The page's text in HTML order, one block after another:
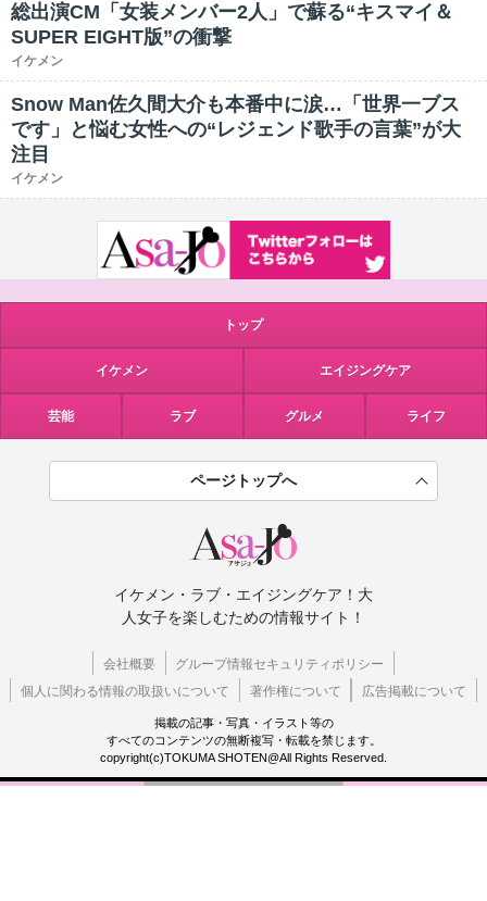
総出演CM「女装メンバー2人」で蘇る“キスマイ＆
SUPER EIGHT版”の衝撃
イケメン
Snow Man佐久間大介も本番中に涙…「世界一ブス
です」と悩む女性への“レジェンド歌手の言葉”が大
注目
イケメン
トップ
イケメン エイジングケア
芸能 ラブ グルメ ライフ
ページトップへ
イケメン・ラブ・エイジングケア！大
人女子を楽しむための情報サイト！
会社概要
グループ情報セキュリティポリシー
個人に関わる情報の取扱いについて
著作権について 広告掲載について
掲載の記事・写真・イラスト等の
すべてのコンテンツの無断複写・転載を禁じます。
copyright(c)TOKUMA SHOTEN@All Rights Reserved.